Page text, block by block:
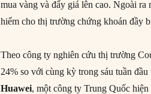
mua vàng và đẩy giá lên cao. Ngoài
hiểm cho thị trường chứng khoán đầy
Theo công ty nghiên cứu thị trường
24% so với cùng kỳ trong sáu tuần
Huawei, một công ty Trung Quốc